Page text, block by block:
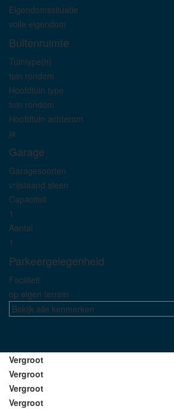
Eigendomssituatie
volle eigendom
Buitenruimte
Tuintype(n)
tuin rondom
Hoofdtuin type
tuin rondom
Hoofdtuin achterom
ja
Garage
Garagesoorten
vrijstaand steen
Capaciteit
1
Aantal
1
Parkeergelegenheid
Faciliteit
op eigen terrein
Bekijk alle kenmerken
Vergroot
Vergroot
Vergroot
Vergroot